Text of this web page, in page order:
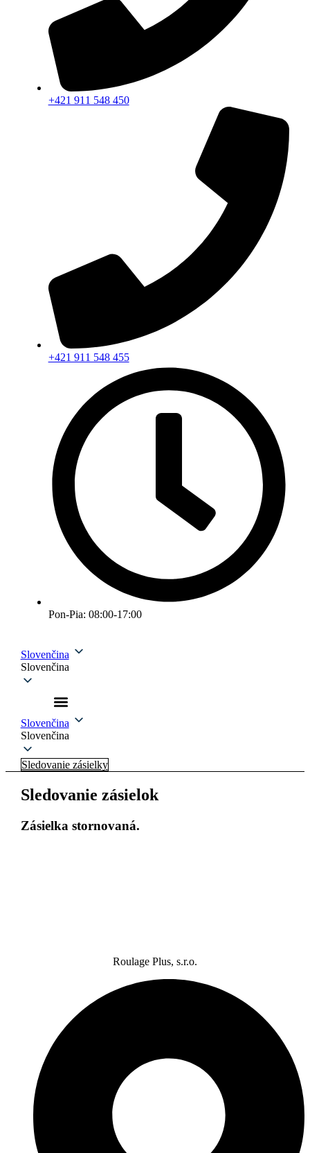
+421 911 548 450
+421 911 548 455
Pon-Pia: 08:00-17:00
Slovenčina
Slovenčina
Slovenčina
Slovenčina
Sledovanie zásielky
Sledovanie zásielok
Zásielka stornovaná.
Roulage Plus, s.r.o.